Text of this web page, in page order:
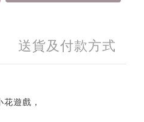
送貨及付款方式
遊戲，